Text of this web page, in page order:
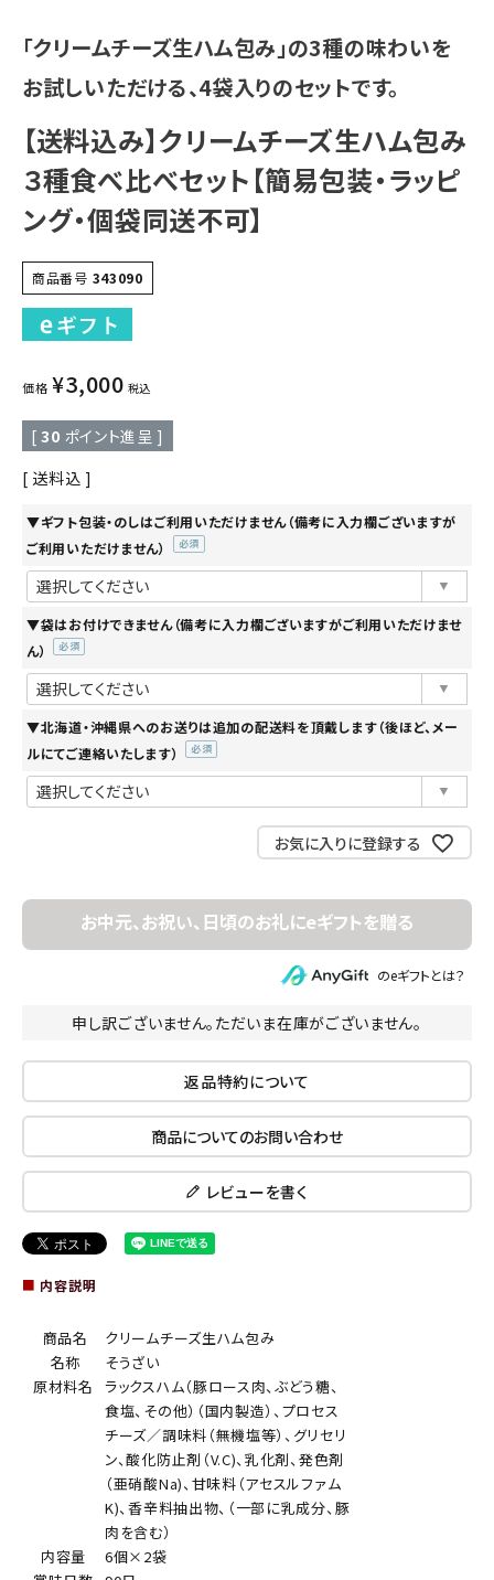
「クリームチーズ生ハム包み」の3種の味わいを
お試しいただける、4袋入りのセットです。
【送料込み】クリームチーズ生ハム包み
３種食べ比べセット【簡易包装・ラッピ
ング・個袋同送不可】
商品番号 343090
価格 ¥3,000 税込
[ 30 ポイント進呈 ]
送料込
▼ギフト包装・のしはご利用いただけません（備考に入力欄ございますが
ご利用いただけません）
▼袋はお付けできません（備考に入力欄ございますがご利用いただけませ
ん）
須)
▼北海道・沖縄県へのお送りは追加の配送料を頂戴します（後ほど、メー
ルにてご連絡いたします）
お気に入りに登録する
のeギフトとは？
申し訳ございません。ただいま在庫がございません。
返品特約について
商品についてのお問い合わせ
レビューを書く
■ 内容説明
商品名
クリームチーズ生ハム包み
名称
そうざい
原材料名
ラックスハム（豚ロース肉、ぶどう糖、
食塩、その他）（国内製造）、プロセス
チーズ／調味料（無機塩等）、グリセリ
ン、酸化防止剤（V.C)、乳化剤、発色剤
（亜硝酸Na)、甘味料（アセスルファム
K)、香辛料抽出物、（一部に乳成分、豚
肉を含む）
内容量
6個×2袋